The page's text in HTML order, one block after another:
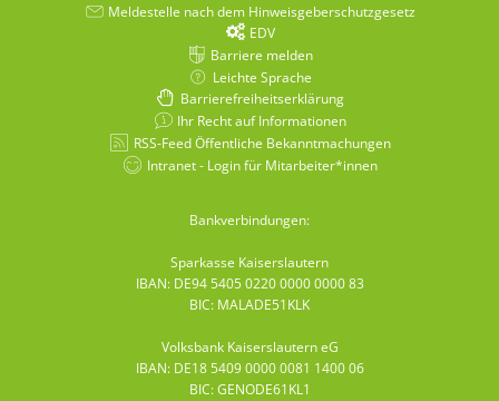
Meldestelle nach dem Hinweisgeberschutzgesetz
EDV
Barriere melden
Leichte Sprache
Barrierefreiheitserklärung
Ihr Recht auf Informationen
RSS-Feed Öffentliche Bekanntmachungen
Intranet - Login für Mitarbeiter*innen
Bankverbindungen:
Sparkasse Kaiserslautern
IBAN: DE94 5405 0220 0000 0000 83
BIC: MALADE51KLK
Volksbank Kaiserslautern eG
IBAN: DE18 5409 0000 0081 1400 06
BIC: GENODE61KL1